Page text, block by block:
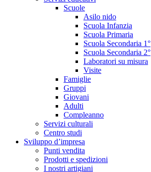
Scuole
Asilo nido
Scuola Infanzia
Scuola Primaria
Scuola Secondaria 1°
Scuola Secondaria 2°
Laboratori su misura
Visite
Famiglie
Gruppi
Giovani
Adulti
Compleanno
Servizi culturali
Centro studi
Sviluppo d’impresa
Punti vendita
Prodotti e spedizioni
I nostri artigiani